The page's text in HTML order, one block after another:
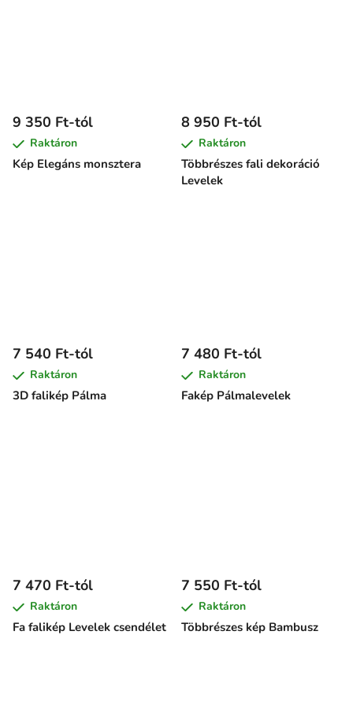
Kép Elegáns monsztera
9 350 Ft-tól
Raktáron
Többrészes fali dekoráció
Levelek
8 950 Ft-tól
Raktáron
3D falikép Pálma
7 540 Ft-tól
Raktáron
Fakép Pálmalevelek
7 480 Ft-tól
Raktáron
Fa falikép Levelek csendélet
7 470 Ft-tól
Raktáron
Többrészes kép Bambusz
7 550 Ft-tól
Raktáron